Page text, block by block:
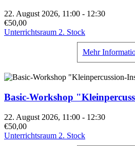
22. August 2026, 11:00 - 12:30
€50,00
Unterrichtsraum 2. Stock
Mehr
Basic-Workshop
22. August 2026, 11:00 - 12:30
€50,00
Unterrichtsraum 2. Stock